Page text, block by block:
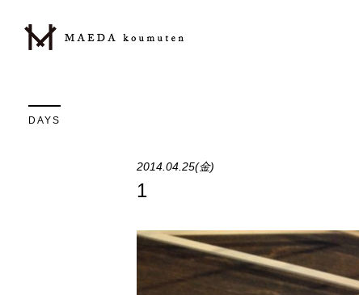
DAYS
2014.04.25(金)
1